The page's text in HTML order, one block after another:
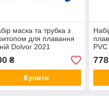
маска та трубка з
для плавання
Dolvor 2021
₴
Купити
778